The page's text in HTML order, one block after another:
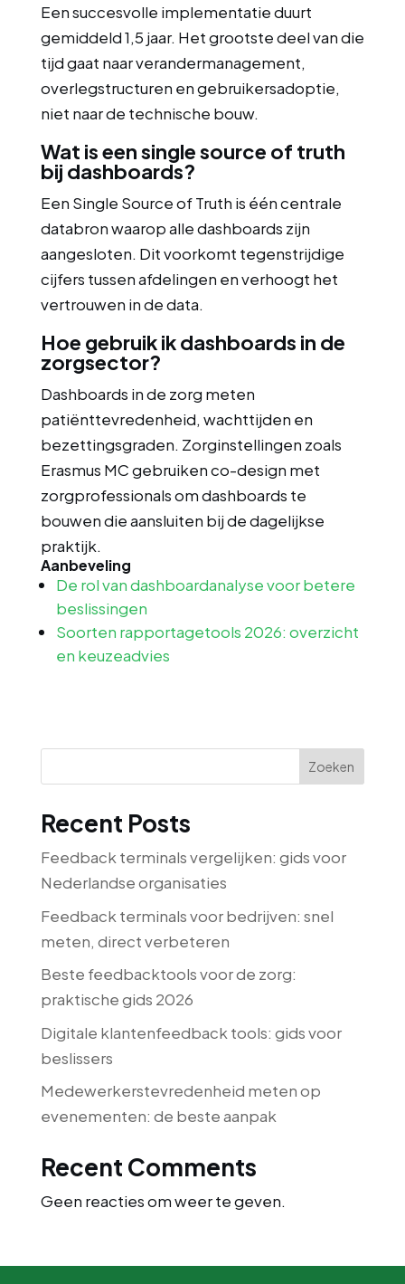
Een succesvolle implementatie duurt
gemiddeld 1,5 jaar. Het grootste deel van die
tijd gaat naar verandermanagement,
overlegstructuren en gebruikersadoptie,
niet naar de technische bouw.
Wat is een single source of truth
bij dashboards?
Een Single Source of Truth is één centrale
databron waarop alle dashboards zijn
aangesloten. Dit voorkomt tegenstrijdige
cijfers tussen afdelingen en verhoogt het
vertrouwen in de data.
Hoe gebruik ik dashboards in de
zorgsector?
Dashboards in de zorg meten
patiënttevredenheid, wachttijden en
bezettingsgraden. Zorginstellingen zoals
Erasmus MC gebruiken co-design met
zorgprofessionals om dashboards te
bouwen die aansluiten bij de dagelijkse
praktijk.
Aanbeveling
De rol van dashboardanalyse voor betere
beslissingen
Soorten rapportagetools 2026: overzicht
en keuzeadvies
Zoeken
Recent Posts
Feedback terminals vergelijken: gids voor
Nederlandse organisaties
Feedback terminals voor bedrijven: snel
meten, direct verbeteren
Beste feedbacktools voor de zorg:
praktische gids 2026
Digitale klantenfeedback tools: gids voor
beslissers
Medewerkerstevredenheid meten op
evenementen: de beste aanpak
Recent Comments
Geen reacties om weer te geven.